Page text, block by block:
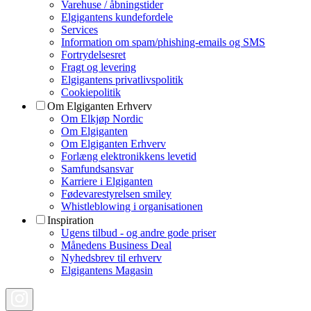
Varehuse / åbningstider
Elgigantens kundefordele
Services
Information om spam/phishing-emails og SMS
Fortrydelsesret
Fragt og levering
Elgigantens privatlivspolitik
Cookiepolitik
Om Elgiganten Erhverv
Om Elkjøp Nordic
Om Elgiganten
Om Elgiganten Erhverv
Forlæng elektronikkens levetid
Samfundsansvar
Karriere i Elgiganten
Fødevarestyrelsen smiley
Whistleblowing i organisationen
Inspiration
Ugens tilbud - og andre gode priser
Månedens Business Deal
Nyhedsbrev til erhverv
Elgigantens Magasin